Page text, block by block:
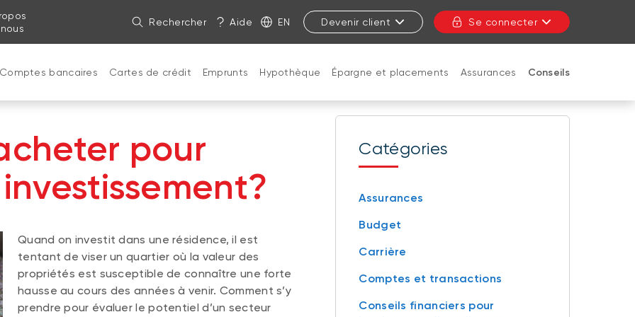
Rechercher Aide EN Devenir client Se connecter
Comptes bancaires Cartes de crédit Emprunts Hypothèque Épargne et placements Assurances Conseils
pour
Quand on investit dans une résidence, il est
tentant de viser un quartier où la valeur des
propriétés est susceptible de connaître une forte
hausse au cours des années à venir. Comment s’y
prendre pour évaluer le potentiel d’un secteur
Catégories
Assurances
Budget
Carrière
Comptes et transactions
Conseils financiers pour